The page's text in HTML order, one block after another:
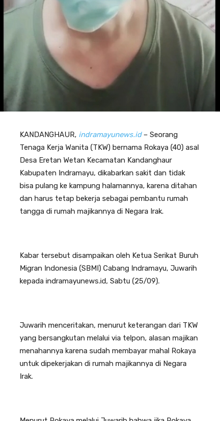
KANDANGHAUR, indramayunews.id – Seorang
Tenaga Kerja Wanita (TKW) bernama Rokaya (40) asal
Desa Eretan Wetan Kecamatan Kandanghaur
Kabupaten Indramayu, dikabarkan sakit dan tidak
bisa pulang ke kampung halamannya, karena ditahan
dan harus tetap bekerja sebagai pembantu rumah
tangga di rumah majikannya di Negara Irak.
Kabar tersebut disampaikan oleh Ketua Serikat Buruh
Migran Indonesia (SBMI) Cabang Indramayu, Juwarih
kepada indramayunews.id, Sabtu (25/09).
Juwarih menceritakan, menurut keterangan dari TKW
yang bersangkutan melalui via telpon, alasan majikan
menahannya karena sudah membayar mahal Rokaya
untuk dipekerjakan di rumah majikannya di Negara
Irak.